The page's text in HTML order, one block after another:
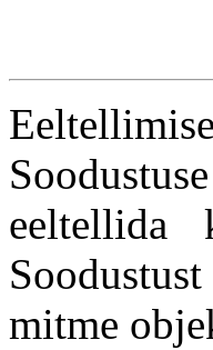
eeltellida
mitme